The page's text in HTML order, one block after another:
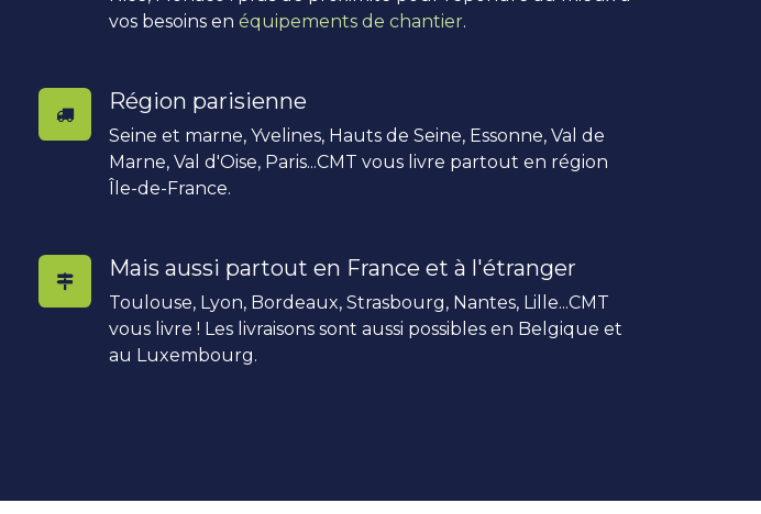
vos besoins en équipements de chantier.
Région parisienne
Seine et marne, Yvelines, Hauts de Seine, Essonne, Val de
Marne, Val d'Oise, Paris...CMT vous livre partout en région
Île-de-France.
Mais aussi partout en France et à l'étranger
Toulouse, Lyon, Bordeaux, Strasbourg, Nantes, Lille...CMT
vous livre ! Les livraisons sont aussi possibles en Belgique et
au Luxembourg.